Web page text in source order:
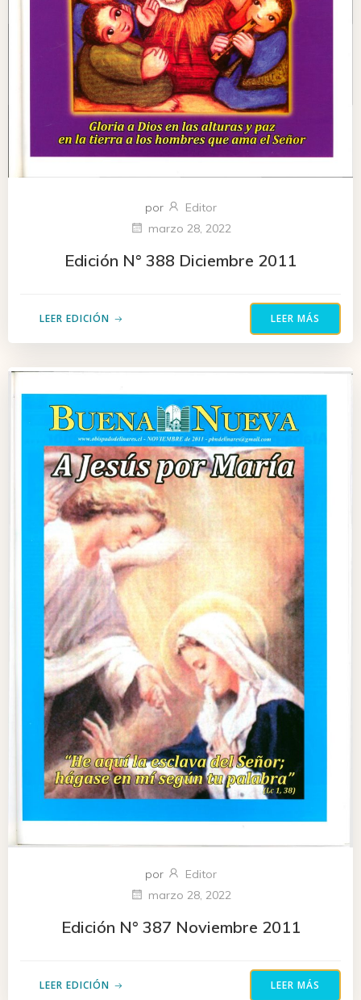
por
Editor
marzo 28, 2022
Edición N° 388 Diciembre 2011
LEER EDICIÓN LEER MÁS
por
Editor
marzo 28, 2022
Edición N° 387 Noviembre 2011
LEER EDICIÓN LEER MÁS